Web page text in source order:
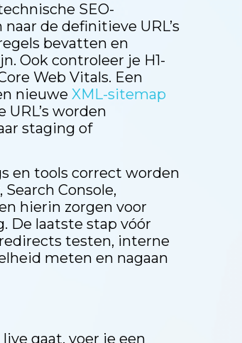
SEO-
de definitieve URL’s
bevatten en
Ook controleer je H1-
Web Vitals. Een
nieuwe XML-sitemap
worden
staging of
en tools correct worden
Search Console,
hierin zorgen voor
De laatste stap vóór
testen, interne
meten en nagaan
gaat, voer je een